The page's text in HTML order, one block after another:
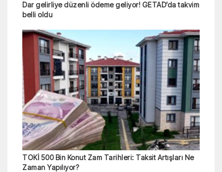
Dar gelirliye düzenli ödeme geliyor! GETAD’da takvim
belli oldu
TOKİ 500 Bin Konut Zam Tarihleri: Taksit Artışları Ne
Zaman Yapılıyor?